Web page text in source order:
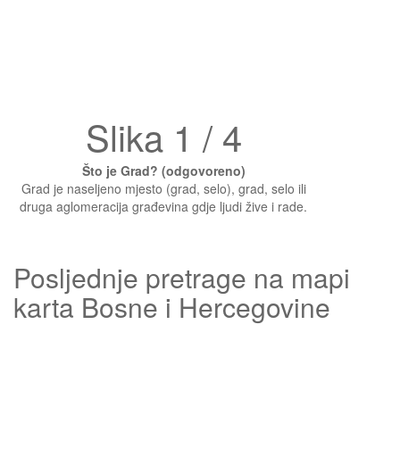
Slika 1 / 4
Što je Grad? (odgovoreno)
Grad je naseljeno mjesto (grad, selo), grad, selo ili
druga aglomeracija građevina gdje ljudi žive i rade.
Posljednje pretrage na mapi
karta Bosne i Hercegovine